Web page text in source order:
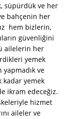
süpürdük ve her
bahçenin her
hem bizlerin,
güvenliğini
ailelerin her
yemek
yapmadık ve
kadar yemek
ikram edeceğiz.
hizmet
aileler ve